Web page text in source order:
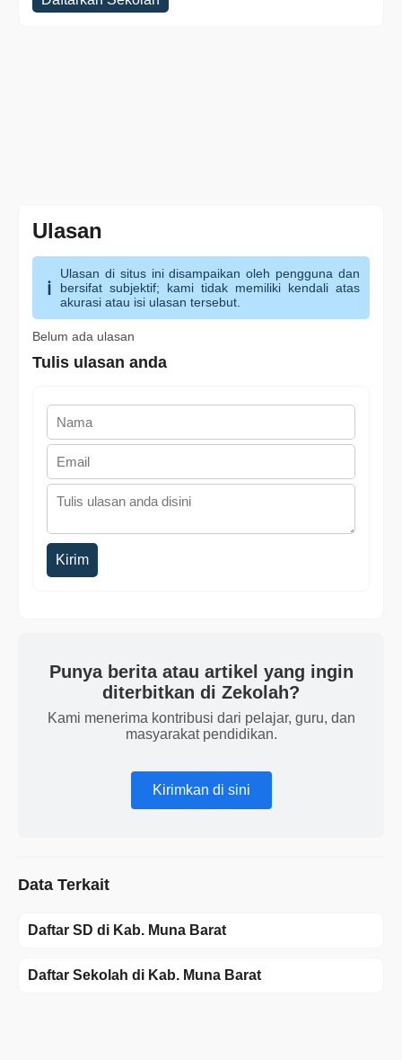
Ulasan
Ulasan di situs ini disampaikan oleh pengguna dan
bersifat subjektif; kami tidak memiliki kendali atas
akurasi atau isi ulasan tersebut.
Belum ada ulasan
Tulis ulasan anda
Kirim
Punya berita atau artikel yang ingin
diterbitkan di Zekolah?
Kami menerima kontribusi dari pelajar, guru, dan
masyarakat pendidikan.
Kirimkan di sini
Data Terkait
Daftar SD di Kab. Muna Barat
Daftar Sekolah di Kab. Muna Barat